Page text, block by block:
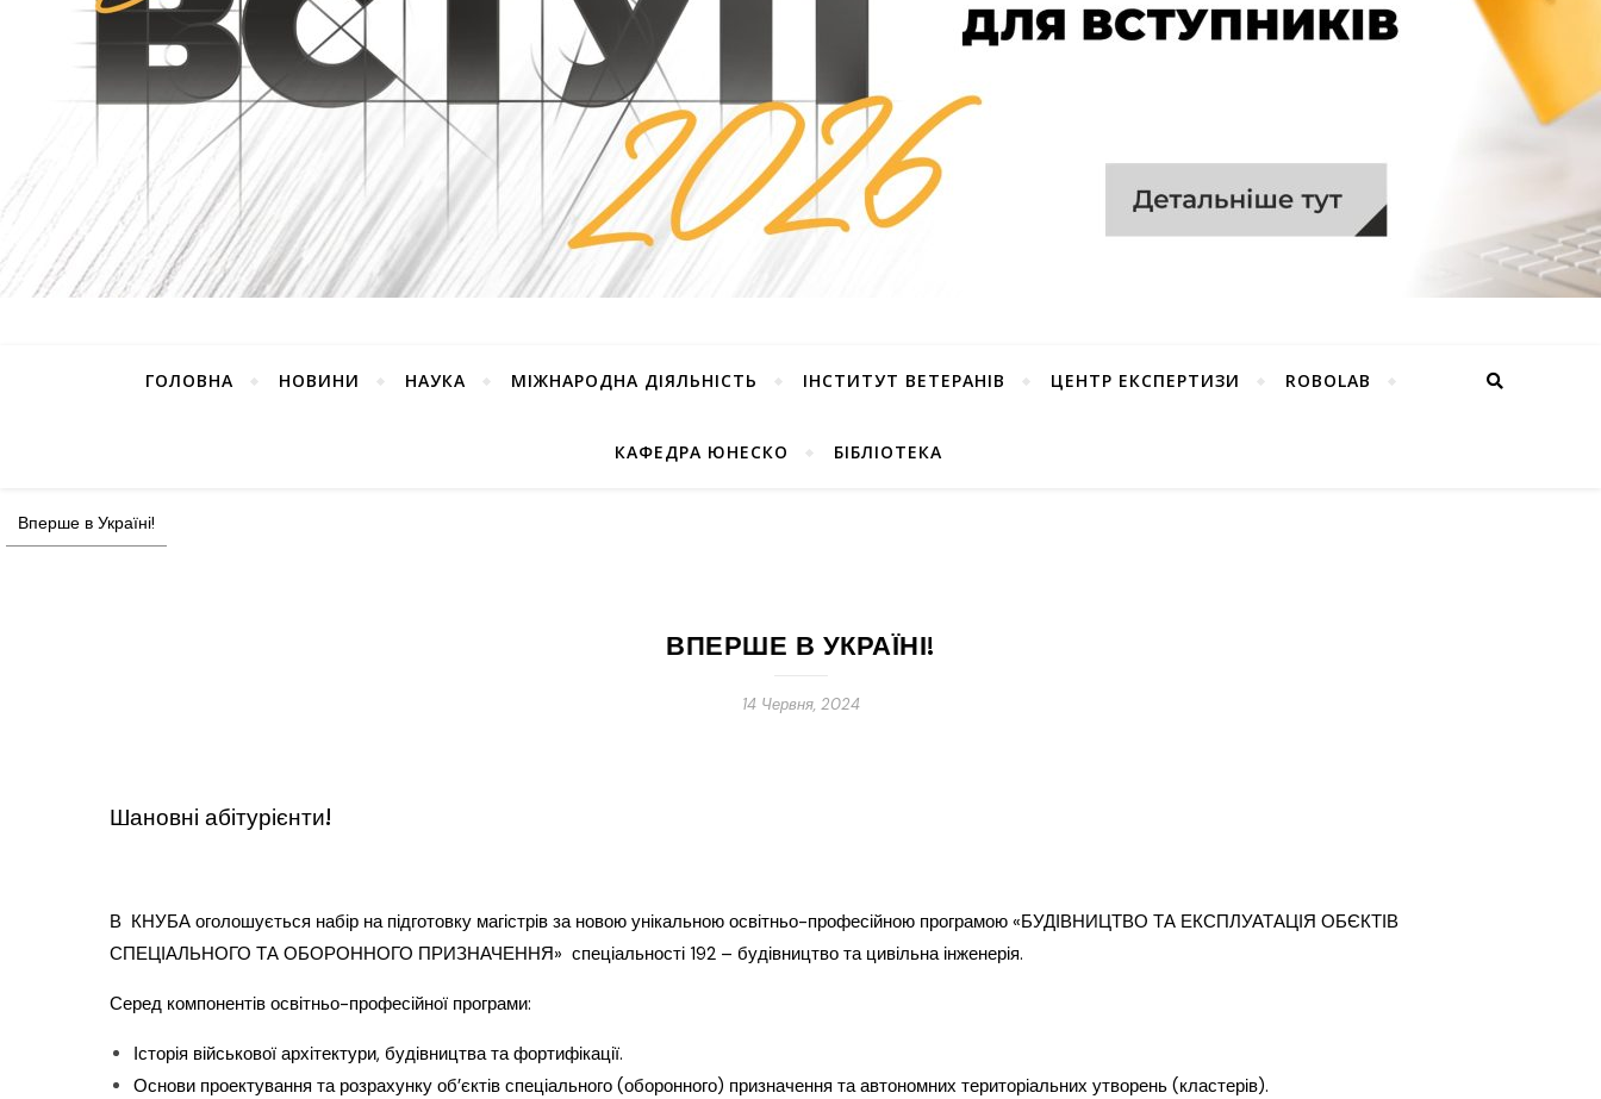
ГОЛОВНА НОВИНИ НАУКА МІЖНАРОДНА ДІЯЛЬНІСТЬ ІНСТИТУТ ВЕТЕРАНІВ ЦЕНТР ЕКСПЕРТИЗИ ROBOLAB
КАФЕДРА ЮНЕСКО БІБЛІОТЕКА
Вперше в Україні!
ВПЕРШЕ В УКРАЇНІ!
14 Червня, 2024
Шановні абітурієнти!
В КНУБА оголошується набір на підготовку магістрів за новою унікальною освітньо-професійною програмою «БУДІВНИЦТВО ТА ЕКСПЛУАТАЦІЯ ОБЄКТІВ
СПЕЦІАЛЬНОГО ТА ОБОРОННОГО ПРИЗНАЧЕННЯ» спеціальності 192 – будівництво та цивільна інженерія.
Серед компонентів освітньо-професійної програми:
Історія військової архітектури, будівництва та фортифікації.
Основи проектування та розрахунку об’єктів спеціального (оборонного) призначення та автономних територіальних утворень (кластерів).